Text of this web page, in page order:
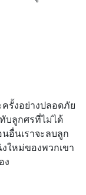
รั้งอย่างปลอดภัย
ทับลูกศรที่ไม่ได้
อื่นเราจะลบลูก
ใหม่ของพวกเขา
ง